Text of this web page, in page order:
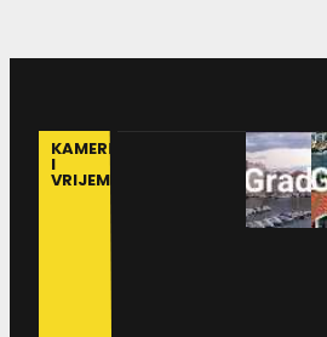
KAMERE
I
VRIJEME